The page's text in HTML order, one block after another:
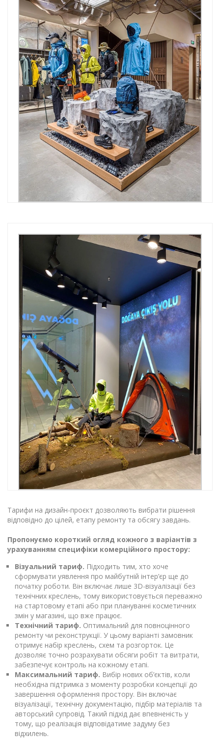
Тарифи на дизайн-проєкт дозволяють вибрати рішення
відповідно до цілей, етапу ремонту та обсягу завдань.
Пропонуємо короткий огляд кожного з варіантів з
урахуванням специфіки комерційного простору:
Візуальний тариф. Підходить тим, хто хоче
сформувати уявлення про майбутній інтер’єр ще до
початку роботи. Він включає лише 3D-візуалізації без
технічних креслень, тому використовується переважно
на стартовому етапі або при плануванні косметичних
змін у магазині, що вже працює.
Технічний тариф. Оптимальний для повноцінного
ремонту чи реконструкції. У цьому варіанті замовник
отримує набір креслень, схем та розгорток. Це
дозволяє точно розрахувати обсяги робіт та витрати,
забезпечує контроль на кожному етапі.
Максимальний тариф. Вибір нових об’єктів, коли
необхідна підтримка з моменту розробки концепції до
завершення оформлення простору. Він включає
візуалізації, технічну документацію, підбір матеріалів та
авторський супровід. Такий підхід дає впевненість у
тому, що реалізація відповідатиме задуму без
відхилень.